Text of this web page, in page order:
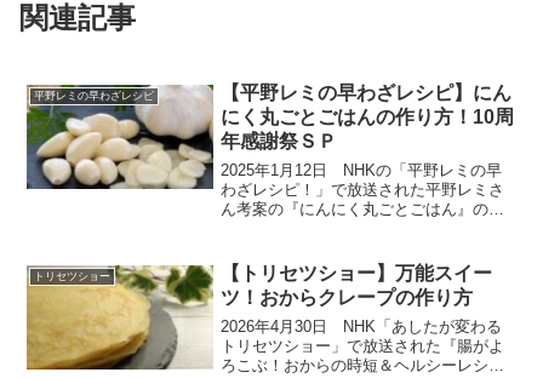
関連記事
平野レミの早わざレシピ
【平野レミの早わざレシピ】にん
にく丸ごとごはんの作り方！10周
年感謝祭ＳＰ
2025年1月12日 NHKの「平野レミの早
わざレシピ！」で放送された平野レミさ
ん考案の『にんにく丸ごとごはん』の作
の平野レミさんが生放送で次々に料理を
作るハラハラどき...
トリセツショー
【トリセツショー】万能スイー
ツ！おからクレープの作り方
2026年4月30日 NHK「あしたが変わる
トリセツショー」で放送された『腸がよ
ろこぶ！おからの時短＆ヘルシーレシ